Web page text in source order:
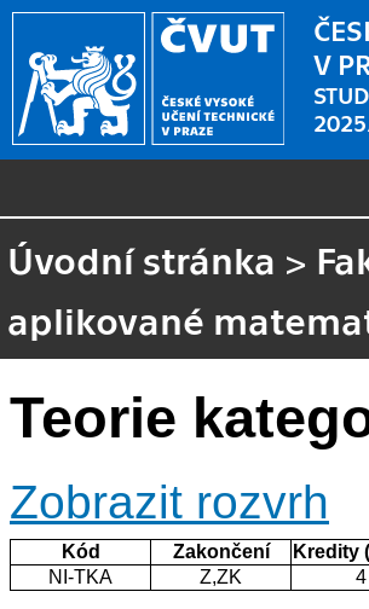
V
Úvodní stránka >
aplikované
Teorie
Zobrazit rozvrh
Kód Zakončení Kredity
NI-TKA
Z,ZK 4